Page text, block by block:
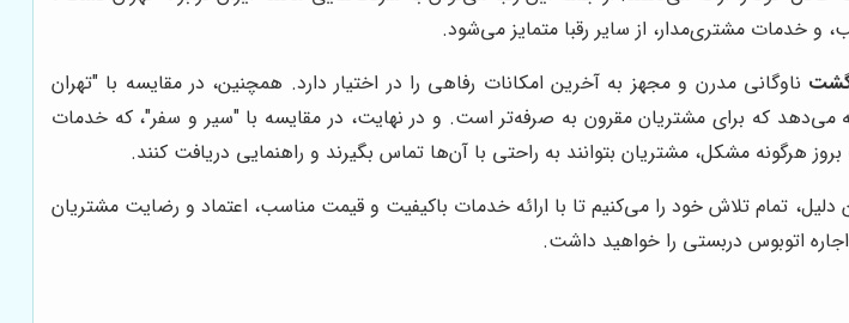
و خدمات مشتری‌مدار، از سایر رقبا متمایز می‌شود.
ناوگانی مدرن و مجهز به آخرین امکانات رفاهی را در اختیار دارد. همچنین، در مقایسه با "تهران
می‌دهد که برای مشتریان مقرون به صرفه‌تر است. و در نهایت، در مقایسه با "سیر و سفر"، که خدمات
تمام تلاش خود را می‌کنیم تا با ارائه خدمات باکیفیت و قیمت مناسب، اعتماد و رضایت مشتریان
اتوبوس دربستی را خواهید داشت.